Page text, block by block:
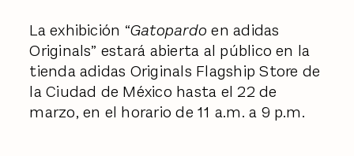
La exhibición “Gatopardo en adidas
Originals” estará abierta al público en la
tienda adidas Originals Flagship Store de
la Ciudad de México hasta el 22 de
marzo, en el horario de 11 a.m. a 9 p.m.